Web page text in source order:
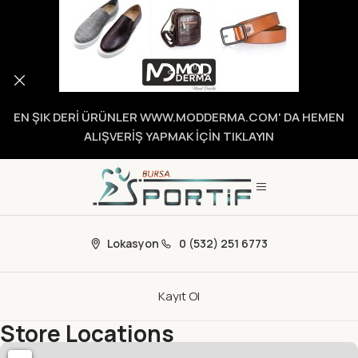
Lokasyon 0 (532) 251 6773
Kayıt Ol
Store Locations
EN ŞIK DERİ ÜRÜNLER WWW.MODDERMA.COM' DA HEMEN
ALIŞVERİŞ YAPMAK İÇİN TIKLAYIN